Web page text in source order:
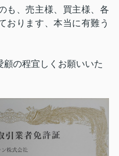
も、売主様、買主様、各
おります、本当に有難う
顧の程宜しくお願いいた